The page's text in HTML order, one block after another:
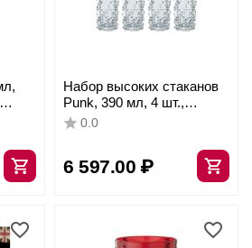
Набор высоких стаканов
Punk, 390 мл, 4 шт.,
хрустальное стекло,
0.0
6 597.00 ₽